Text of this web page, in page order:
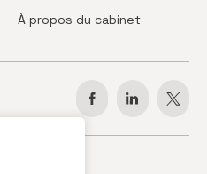
À propos du cabinet